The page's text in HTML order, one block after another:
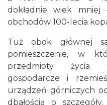
dokładnie wiek mniej
obchodów 100-lecia
Tuż obok głównej
pomieszczenie, w
przedmioty życia
gospodarcze i
urządzeń górniczych
dbałością o